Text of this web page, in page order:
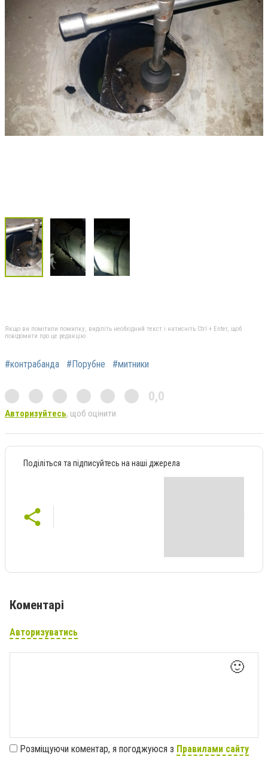
Якщо ви помітили помилку, виділіть необхідний текст і натисніть Ctrl + Enter, щоб
повідомити про це редакцію
#контрабанда #Порубне #митники
0,0
Авторизуйтесь, щоб оцінити
Поділіться та підписуйтесь на наші джерела
Коментарі
Авторизуватись
🙂
Розміщуючи коментар, я погоджуюся з Правилами сайту